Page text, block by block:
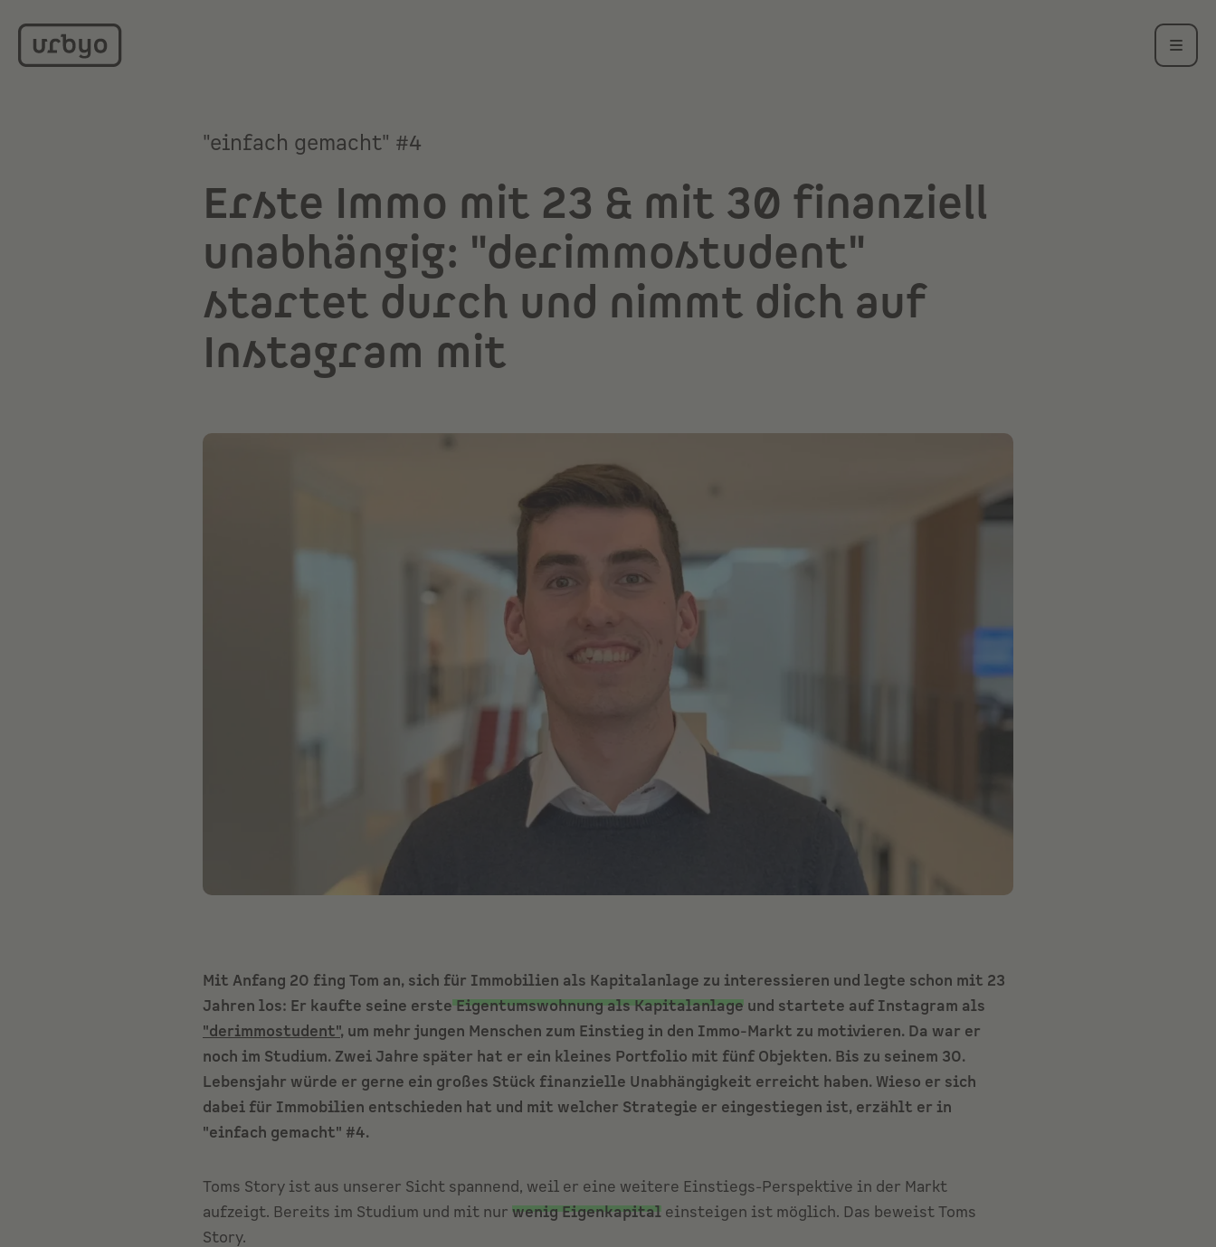
"einfach gemacht" #4
Erste Immo mit 23 & mit 30 finanziell
unabhängig: "derimmostudent"
startet durch und nimmt dich auf
Instagram mit
Mit Anfang 20 fing Tom an, sich für Immobilien als Kapitalanlage zu interessieren und legte schon mit 23
Jahren los: Er kaufte seine erste Eigentumswohnung als Kapitalanlage und startete auf Instagram als
"derimmostudent", um mehr jungen Menschen zum Einstieg in den Immo-Markt zu motivieren. Da war er
noch im Studium. Zwei Jahre später hat er ein kleines Portfolio mit fünf Objekten. Bis zu seinem 30.
Lebensjahr würde er gerne ein großes Stück finanzielle Unabhängigkeit erreicht haben. Wieso er sich
dabei für Immobilien entschieden hat und mit welcher Strategie er eingestiegen ist, erzählt er in
"einfach gemacht" #4.
Toms Story ist aus unserer Sicht spannend, weil er eine weitere Einstiegs-Perspektive in der Markt
aufzeigt. Bereits im Studium und mit nur wenig Eigenkapital einsteigen ist möglich. Das beweist Toms
Story.